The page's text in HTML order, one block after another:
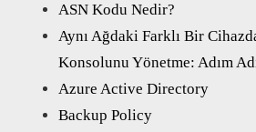
ASN Kodu Nedir?
Aynı Ağdaki Farklı Bir
Konsolunu Yönetme: Adım
Azure Active Directory
Backup Policy